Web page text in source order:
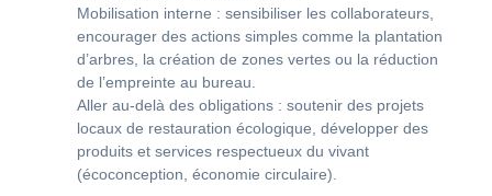
Mobilisation interne : sensibiliser les collaborateurs,
encourager des actions simples comme la plantation
d’arbres, la création de zones vertes ou la réduction
de l’empreinte au bureau.
Aller au-delà des obligations : soutenir des projets
locaux de restauration écologique, développer des
produits et services respectueux du vivant
(écoconception, économie circulaire).